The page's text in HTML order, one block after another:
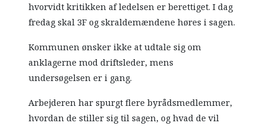
hvorvidt kritikken af ledelsen er berettiget. I dag
fredag skal 3F og skraldemændene høres i sagen.
Kommunen ønsker ikke at udtale sig om
anklagerne mod driftsleder, mens
undersøgelsen er i gang.
Arbejderen har spurgt flere byrådsmedlemmer,
hvordan de stiller sig til sagen, og hvad de vil